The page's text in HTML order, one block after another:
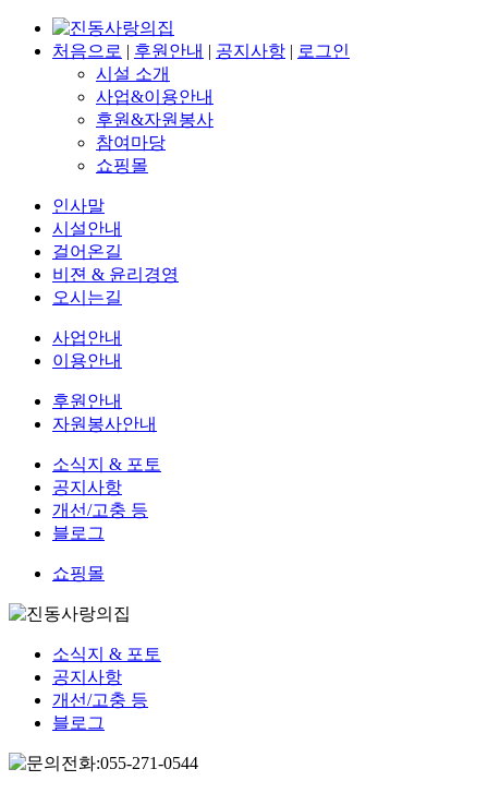
처음으로 | 후원안내 | 공지사항 | 로그인
시설 소개
사업&이용안내
후원&자원봉사
참여마당
쇼핑몰
인사말
시설안내
걸어온길
비젼 & 윤리경영
오시는길
사업안내
이용안내
후원안내
자원봉사안내
소식지 & 포토
공지사항
개선/고충 등
블로그
쇼핑몰
소식지 & 포토
공지사항
개선/고충 등
블로그